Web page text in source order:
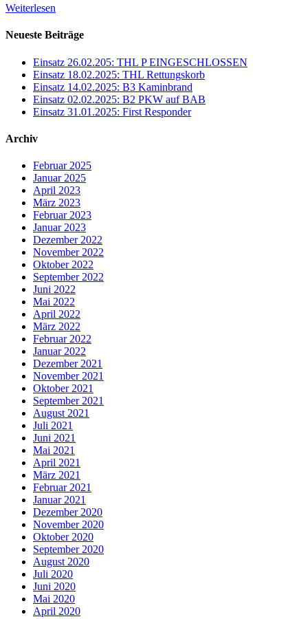
Weiterlesen
Neueste Beiträge
Einsatz 26.02.205: THL P EINGESCHLOSSEN
Einsatz 18.02.2025: THL Rettungskorb
Einsatz 14.02.2025: B3 Kaminbrand
Einsatz 02.02.2025: B2 PKW auf BAB
Einsatz 31.01.2025: First Responder
Archiv
Februar 2025
Januar 2025
April 2023
März 2023
Februar 2023
Januar 2023
Dezember 2022
November 2022
Oktober 2022
September 2022
Juni 2022
Mai 2022
April 2022
März 2022
Februar 2022
Januar 2022
Dezember 2021
November 2021
Oktober 2021
September 2021
August 2021
Juli 2021
Juni 2021
Mai 2021
April 2021
März 2021
Februar 2021
Januar 2021
Dezember 2020
November 2020
Oktober 2020
September 2020
August 2020
Juli 2020
Juni 2020
Mai 2020
April 2020